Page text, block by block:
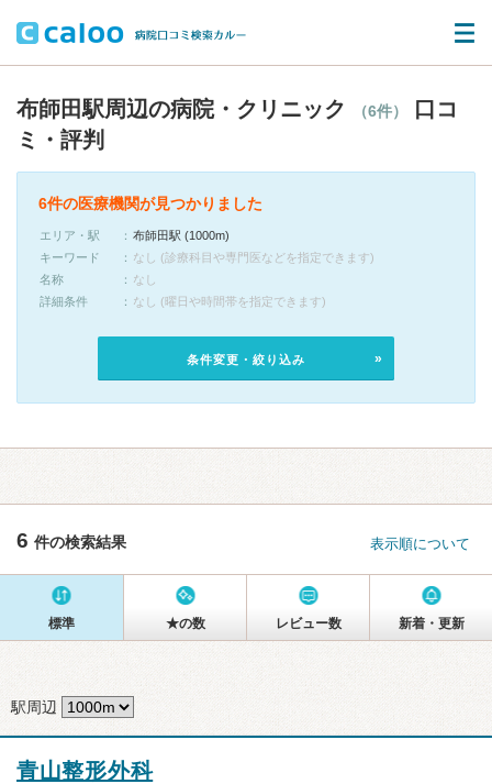
布師田駅周辺の病院・クリニック （6件）
口コ
ミ・評判
6件の医療機関が見つかりました
エリア・駅
布師田駅 (1000m)
キーワード
なし (診療科目や専門医などを指定できます)
名称
なし
詳細条件
なし (曜日や時間帯を指定できます)
条件変更・絞り込み
6 件の検索結果 表示順について
標準 ★の数 レビュー数 新着・更新
駅周辺
青山整形外科